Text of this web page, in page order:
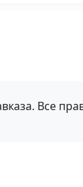
Все